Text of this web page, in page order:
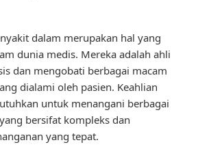
dalam merupakan hal yang
dunia medis. Mereka adalah ahli
dan mengobati berbagai macam
dialami oleh pasien. Keahlian
untuk menangani berbagai
bersifat kompleks dan
yang tepat.